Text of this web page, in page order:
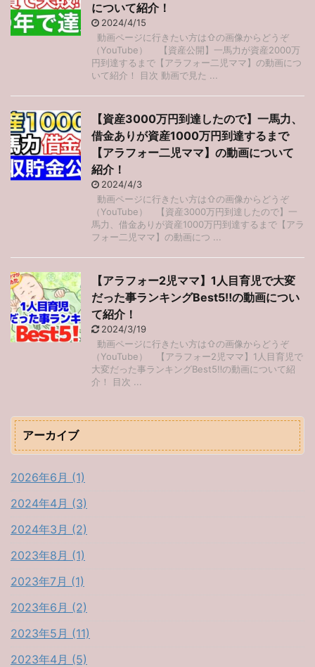
について紹介！
2024/4/15
動画ページに行きたい方は⇧の画像からどうぞ
（YouTube） 【資産公開】一馬力が資産2000万
円到達するまで【アラフォー二児ママ】の動画につ
いて紹介！ 目次 動画で見た ...
【資産3000万円到達したので】一馬力、
借金ありが資産1000万円到達するまで
【アラフォー二児ママ】の動画について
紹介！
2024/4/3
動画ページに行きたい方は⇧の画像からどうぞ
（YouTube） 【資産3000万円到達したので】一
馬力、借金ありが資産1000万円到達するまで【アラ
フォー二児ママ】の動画につ ...
【アラフォー2児ママ】1人目育児で大変
だった事ランキングBest5‼︎の動画につい
て紹介！
2024/3/19
動画ページに行きたい方は⇧の画像からどうぞ
（YouTube） 【アラフォー2児ママ】1人目育児で
大変だった事ランキングBest5‼︎の動画について紹
介！ 目次 ...
アーカイブ
2026年6月 (1)
2024年4月 (3)
2024年3月 (2)
2023年8月 (1)
2023年7月 (1)
2023年6月 (2)
2023年5月 (11)
2023年4月 (5)